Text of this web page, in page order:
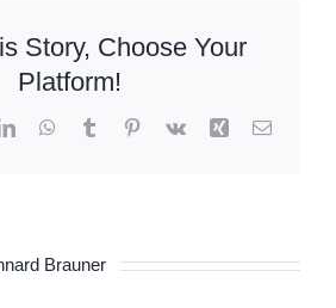
Story, Choose Your
Platform!
LinkedInWhatsApp
TumblrPinterest
Vk Xing Email
Brauner